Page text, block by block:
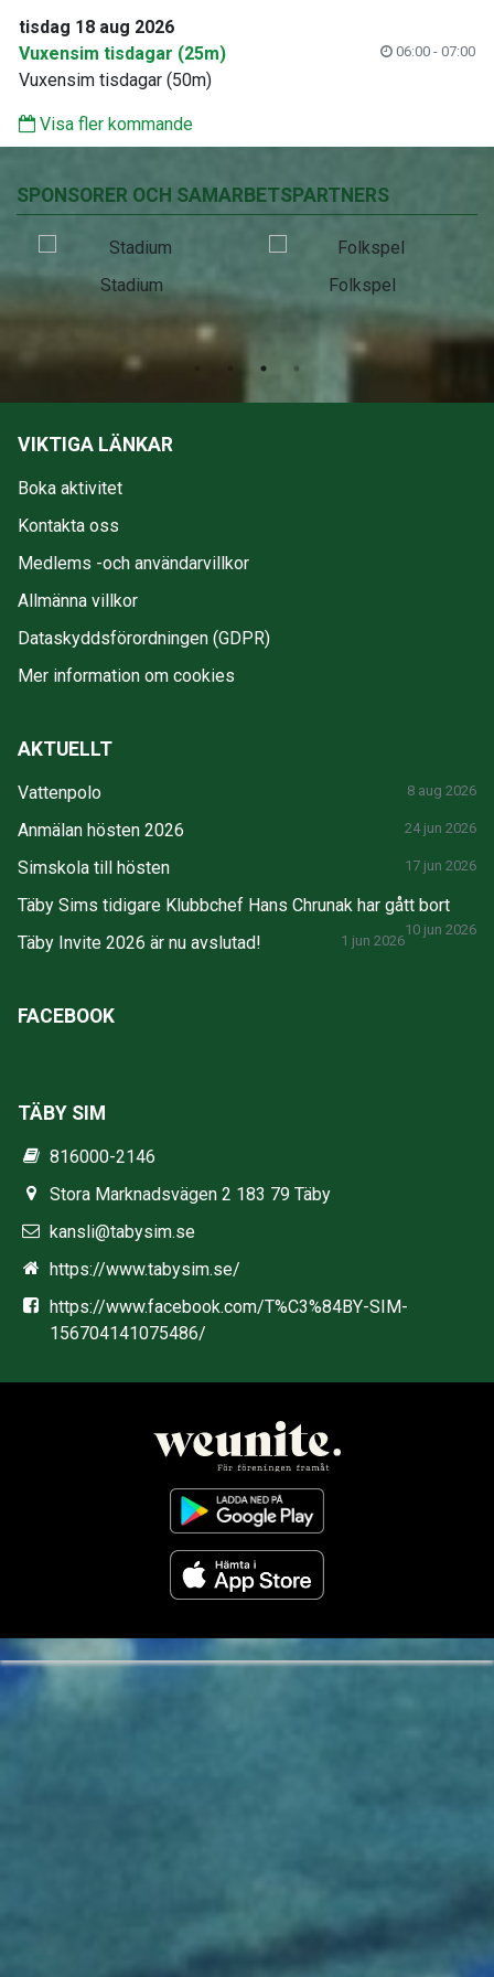
tisdag 18 aug 2026
Vuxensim tisdagar (25m)
06:00 - 07:00
Vuxensim tisdagar (50m)
Visa fler kommande
SPONSORER OCH SAMARBETSPARTNERS
Stadium Folkspel
VIKTIGA LÄNKAR
Boka aktivitet
Kontakta oss
Medlems -och användarvillkor
Allmänna villkor
Dataskyddsförordningen (GDPR)
Mer information om cookies
AKTUELLT
Vattenpolo 8 aug 2026
Anmälan hösten 2026 24 jun 2026
Simskola till hösten 17 jun 2026
Täby Sims tidigare Klubbchef Hans Chrunak har gått bort
10 jun 2026
Täby Invite 2026 är nu avslutad! 1 jun 2026
FACEBOOK
TÄBY SIM
816000-2146
Stora Marknadsvägen 2 183 79 Täby
kansli@tabysim.se
https://www.tabysim.se/
https://www.facebook.com/T%C3%84BY-SIM-
156704141075486/